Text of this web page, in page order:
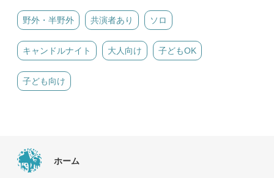
野外・半野外 共演者あり ソロ
キャンドルナイト 大人向け 子どもOK
子ども向け
ホーム